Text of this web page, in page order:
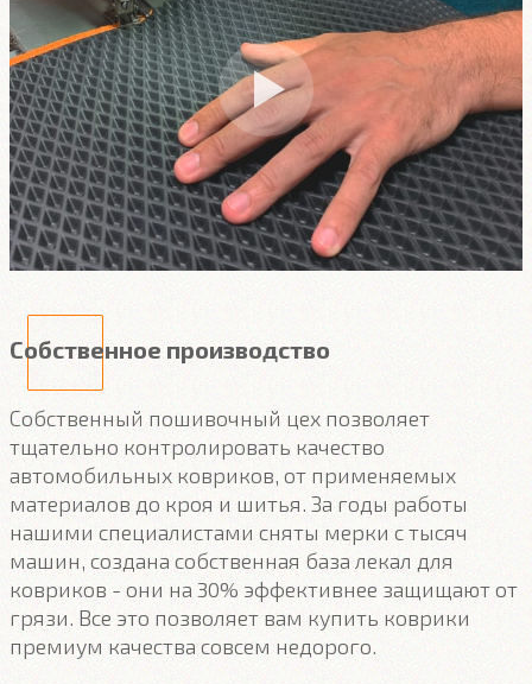
Собственное производство
Собственный пошивочный цех позволяет
тщательно контролировать качество
автомобильных ковриков, от применяемых
материалов до кроя и шитья. За годы работы
нашими специалистами сняты мерки с тысяч
машин, создана собственная база лекал для
ковриков - они на 30% эффективнее защищают от
грязи. Все это позволяет вам купить коврики
премиум качества совсем недорого.